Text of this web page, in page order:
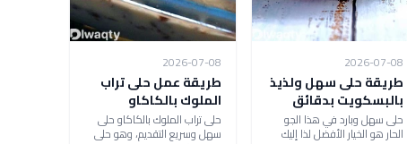
2026-07-08
طريقة حلى سهل ولذيذ
بالبسكويت بدقائق
حلى سهل وبارد في هذا الجو
الحار هو الخيار الأفضل لذا إليك
2026-07-08
طريقة عمل حلى تراب
الملوك بالكاكاو
حلى تراب الملوك بالكاكاو حلى
سهل وسريع التقديم، وهو حلى